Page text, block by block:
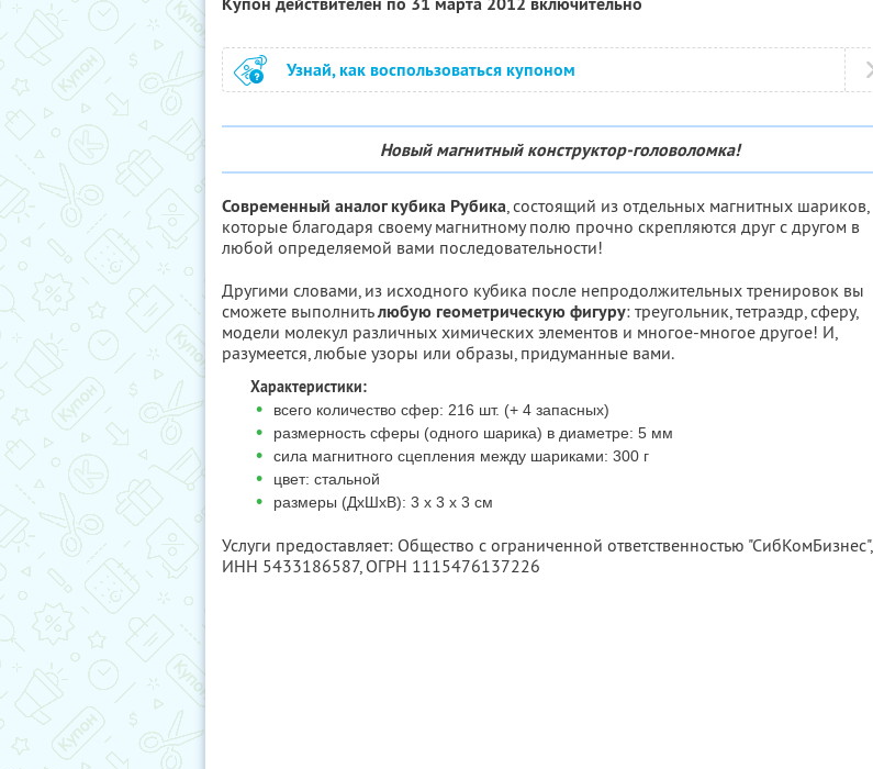
Узнай, как воспользоваться купоном
Новый магнитный конструктор-головоломка!
Современный аналог кубика Рубика, состоящий из отдельных магнитных шариков,
которые благодаря своему магнитному полю прочно скрепляются друг с другом в
любой определяемой вами последовательности!
Другими словами, из исходного кубика после непродолжительных тренировок вы
сможете выполнитьлюбую геометрическую фигуру: треугольник, тетраэдр, сферу,
модели молекул различных химических элементов и многое-многое другое! И,
разумеется, любые узоры или образы, придуманные вами.
Характеристики:
• всего количество сфер: 216 шт. (+ 4 запасных)
• размерность сферы (одного шарика) в диаметре: 5 мм
• сила магнитного сцепления между шариками: 300 г
• цвет: стальной
• размеры (ДхШхВ): 3 х 3 х 3 см
Услуги предоставляет: Общество с ограниченной ответственностью "СибКомБизнес",
ИНН 5433186587, ОГРН 1115476137226